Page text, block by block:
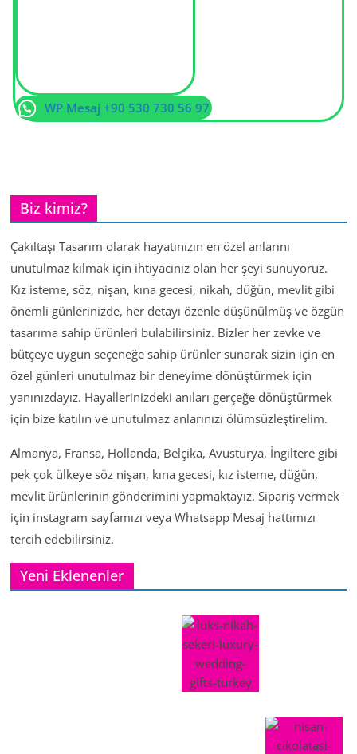
WP Mesaj +90 530 730 56 97
Biz kimiz?
Çakıltaşı Tasarım olarak hayatınızın en özel anlarını
unutulmaz kılmak için ihtiyacınız olan her şeyi sunuyoruz.
Kız isteme, söz, nişan, kına gecesi, nikah, düğün, mevlit gibi
önemli günlerinizde, her detayı özenle düşünülmüş ve özgün
tasarıma sahip ürünleri bulabilirsiniz. Bizler her zevke ve
bütçeye uygun seçeneğe sahip ürünler sunarak sizin için en
özel günleri unutulmaz bir deneyime dönüştürmek için
yanınızdayız. Hayallerinizdeki anıları gerçeğe dönüştürmek
için bize katılın ve unutulmaz anlarınızı ölümsüzleştirelim.
Almanya, Fransa, Hollanda, Belçika, Avusturya, İngiltere gibi
pek çok ülkeye söz nişan, kına gecesi, kız isteme, düğün,
mevlit ürünlerinin gönderimini yapmaktayız. Sipariş vermek
için instagram sayfamızı veya Whatsapp Mesaj hattımızı
tercih edebilirsiniz.
Yeni Eklenenler